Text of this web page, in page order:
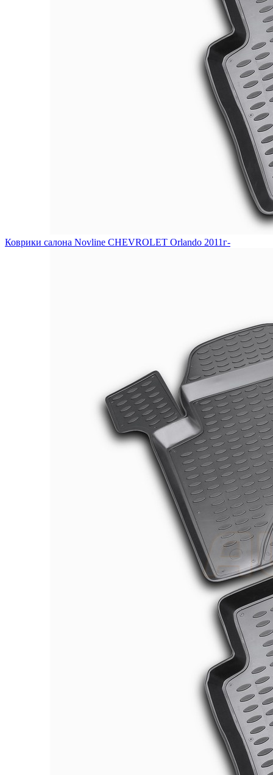
Коврики салона Novline CHEVROLET Orlando 2011г-